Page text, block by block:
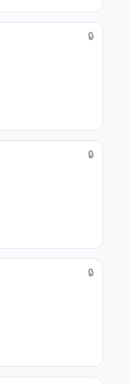
🔒
🔒
🔒